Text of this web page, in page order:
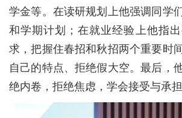
学金等。在读研规划上他强调同学
和学期计划；在就业经验上他指
求，把握住春招和秋招两个重要时
自己的特点、拒绝假大空。最后，
绝内卷，拒绝焦虑，学会接受与承担